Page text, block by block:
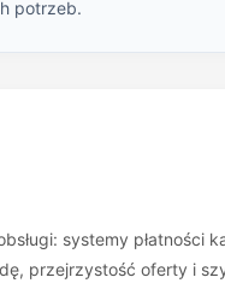
potrzeb.
systemy
przejrzystość oferty i